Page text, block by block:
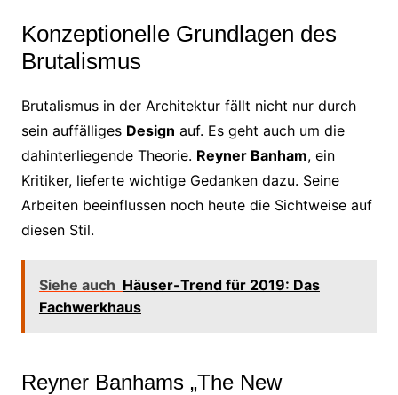
Konzeptionelle Grundlagen des
Brutalismus
Brutalismus in der Architektur fällt nicht nur durch
sein auffälliges Design auf. Es geht auch um die
dahinterliegende Theorie. Reyner Banham, ein
Kritiker, lieferte wichtige Gedanken dazu. Seine
Arbeiten beeinflussen noch heute die Sichtweise auf
diesen Stil.
Siehe auch Häuser-Trend für 2019: Das
Fachwerkhaus
Reyner Banhams „The New